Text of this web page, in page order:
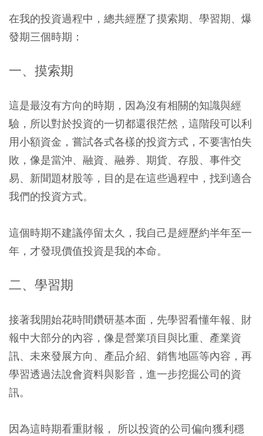
在我的投資過程中，總共經歷了摸索期、學習期、爆
發期三個時期：
一、摸索期
這是最沒有方向的時期，因為沒有相關的知識與經
驗，所以對於投資的一切都還很茫然，這階段可以利
用小額資金，嘗試各式各樣的投資方式，不要害怕失
敗，像是當沖、融資、融券、期貨、存股、事件交
易、新聞題材股等，目的是在這些過程中，找到適合
我們的投資方式。
這個時期不建議停留太久，我自己是經歷約半年至一
年，才發現價值投資是我的本命。
二、學習期
接著我開始花時間鑽研基本面，先學習看懂年報、財
報中大部分的內容，像是營業項目與比重、產業資
訊、未來發展方向、產品介紹、銷售地區等內容，再
學習透過法說會資料與影音，進一步挖掘公司的資
訊。
因為這時期看重財報， 所以投資的公司偏向獲利穩